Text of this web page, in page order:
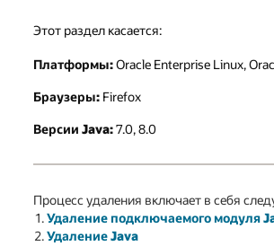
Этот раздел касается:
Платформы:Oracle Enterprise Linux,
Браузеры: Firefox
Версии Java:7.0, 8.0
Процесс удаления включает в себя
Удаление подключаемого модуля
Удаление Java